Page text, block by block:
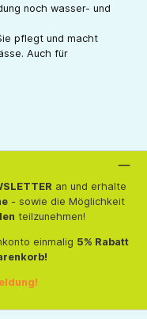
noch wasser- und
pflegt und macht
Auch für
an und erhalte
- sowie die Möglichkeit
teilzunehmen!
einmalig 5% Rabatt